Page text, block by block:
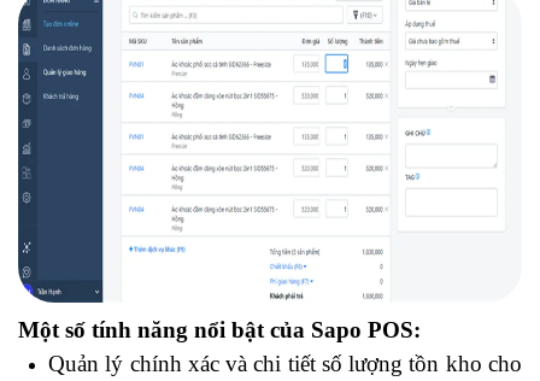
Một số tính năng nổi bật của Sapo POS:
Quản lý chính xác và chi tiết số lượng tồn kho cho